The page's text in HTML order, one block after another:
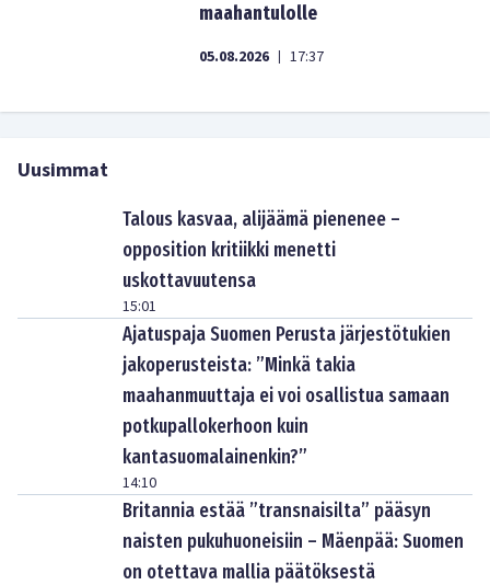
maahantulolle
05.08.2026 | 17:37
Uusimmat
Talous kasvaa, alijäämä pienenee –
opposition kritiikki menetti
uskottavuutensa
15:01
Ajatuspaja Suomen Perusta järjestötukien
jakoperusteista: ”Minkä takia
maahanmuuttaja ei voi osallistua samaan
potkupallokerhoon kuin
kantasuomalainenkin?”
14:10
Britannia estää ”transnaisilta” pääsyn
naisten pukuhuoneisiin – Mäenpää: Suomen
on otettava mallia päätöksestä